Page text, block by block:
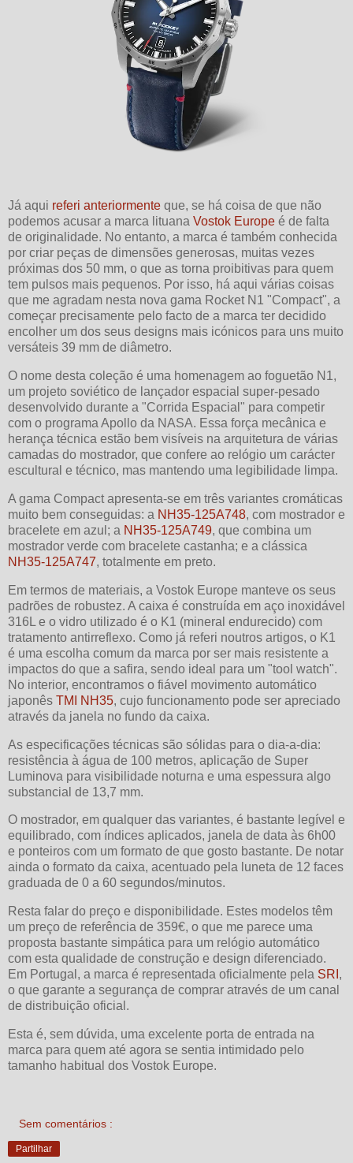
Já aqui referi anteriormente que, se há coisa de que não
podemos acusar a marca lituana Vostok Europe é de falta
de originalidade. No entanto, a marca é também conhecida
por criar peças de dimensões generosas, muitas vezes
próximas dos 50 mm, o que as torna proibitivas para quem
tem pulsos mais pequenos. Por isso, há aqui várias coisas
que me agradam nesta nova gama Rocket N1 "Compact", a
começar precisamente pelo facto de a marca ter decidido
encolher um dos seus designs mais icónicos para uns muito
versáteis 39 mm de diâmetro.
O nome desta coleção é uma homenagem ao foguetão N1,
um projeto soviético de lançador espacial super-pesado
desenvolvido durante a "Corrida Espacial" para competir
com o programa Apollo da NASA. Essa força mecânica e
herança técnica estão bem visíveis na arquitetura de várias
camadas do mostrador, que confere ao relógio um carácter
escultural e técnico, mas mantendo uma legibilidade limpa.
A gama Compact apresenta-se em três variantes cromáticas
muito bem conseguidas: a NH35-125A748, com mostrador e
bracelete em azul; a NH35-125A749, que combina um
mostrador verde com bracelete castanha; e a clássica
NH35-125A747, totalmente em preto.
Em termos de materiais, a Vostok Europe manteve os seus
padrões de robustez. A caixa é construída em aço inoxidável
316L e o vidro utilizado é o K1 (mineral endurecido) com
tratamento antirreflexo. Como já referi noutros artigos, o K1
é uma escolha comum da marca por ser mais resistente a
impactos do que a safira, sendo ideal para um "tool watch".
No interior, encontramos o fiável movimento automático
japonês TMI NH35, cujo funcionamento pode ser apreciado
através da janela no fundo da caixa.
As especificações técnicas são sólidas para o dia-a-dia:
resistência à água de 100 metros, aplicação de Super
Luminova para visibilidade noturna e uma espessura algo
substancial de 13,7 mm.
O mostrador, em qualquer das variantes, é bastante legível e
equilibrado, com índices aplicados, janela de data às 6h00
e ponteiros com um formato de que gosto bastante. De notar
ainda o formato da caixa, acentuado pela luneta de 12 faces
graduada de 0 a 60 segundos/minutos.
Resta falar do preço e disponibilidade. Estes modelos têm
um preço de referência de 359€, o que me parece uma
proposta bastante simpática para um relógio automático
com esta qualidade de construção e design diferenciado.
Em Portugal, a marca é representada oficialmente pela SRI ,
o que garante a segurança de comprar através de um canal
de distribuição oficial.
Esta é, sem dúvida, uma excelente porta de entrada na
marca para quem até agora se sentia intimidado pelo
tamanho habitual dos Vostok Europe.
Sem comentários :
Partilhar